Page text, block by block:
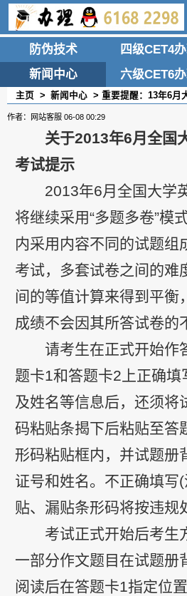
防伪技术 四级CET4
新闻中心
六级CET6
主页 > 新闻中心 > 重要提醒：13年6月
作者：网站客服 06-08 00:29
关于2013年6月全国
考试提示
2013年6月全国大学
将继续采用“多题多卷”模
内采用内容不同的试题组
考试，多套试卷之间的难
间的等值计算来得到平衡
成绩不会因其所答试卷的
请考生在正式开始作
题卡1和答题卡2上正确填
及姓名等信息后，还须将
码粘贴条揭下后粘贴至答
形码粘贴框内，并试题册
证号和姓名。不正确填写
贴、漏贴条形码将按违规
考试正式开始后考生
一部分作文题目在试题册
阅读后在答题卡1指定位